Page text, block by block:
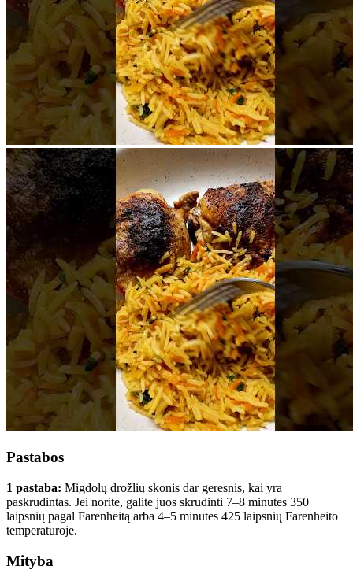
Pastabos
1 pastaba: Migdolų drožlių skonis dar geresnis, kai yra
paskrudintas. Jei norite, galite juos skrudinti 7–8 minutes 350
laipsnių pagal Farenheitą arba 4–5 minutes 425 laipsnių Farenheito
temperatūroje.
Mityba